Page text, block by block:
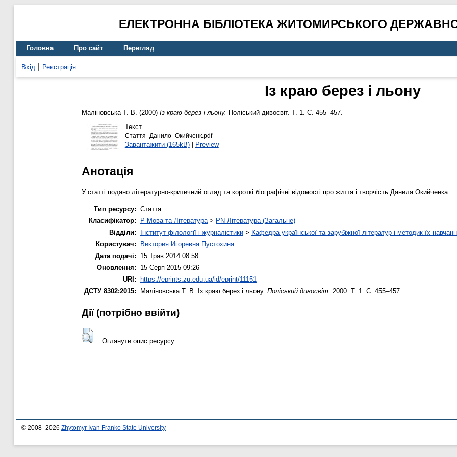
ЕЛЕКТРОННА БІБЛІОТЕКА ЖИТОМИРСЬКОГО
Головна Про сайт Перегляд
Вхід Реєстрація
Із краю берез і льону
Маліновська Т. В. (2000) Із краю берез і льону. Поліський дивосвіт. Т. 1. С. 455–457.
Текст
Стаття_Данило_Окийченк.pdf
Завантажити (165kB)| Preview
Анотація
У статті подано літературно-критичний оглад та короткі біографічні відомості про життя і творчість Данила Окийченка
Тип ресурсу: Стаття
Класифікатор:
P Мова та Література > PN Література (Загальне)
Відділи:
Інститут філології і журналістики > Кафедра української та зарубіжної літератур і методик їх
Користувач:
Виктория Игоревна Пустохина
Дата подачі:
15 Трав 2014 08:58
Оновлення:
15 Серп 2015 09:26
URI: https://eprints.zu.edu.ua/id/eprint/11151
ДСТУ 8302:2015:
Маліновська Т. В. Із краю берез і льону. Поліський дивосвіт . 2000. Т. 1. С. 455–457.
Дії ​​(потрібно ввійти)
Оглянути опис ресурсу
© 2008–2026 Zhytomyr Ivan Franko State University